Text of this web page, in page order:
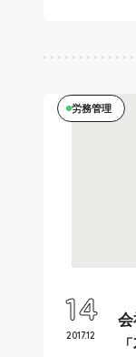
労務管理
2017.12
14